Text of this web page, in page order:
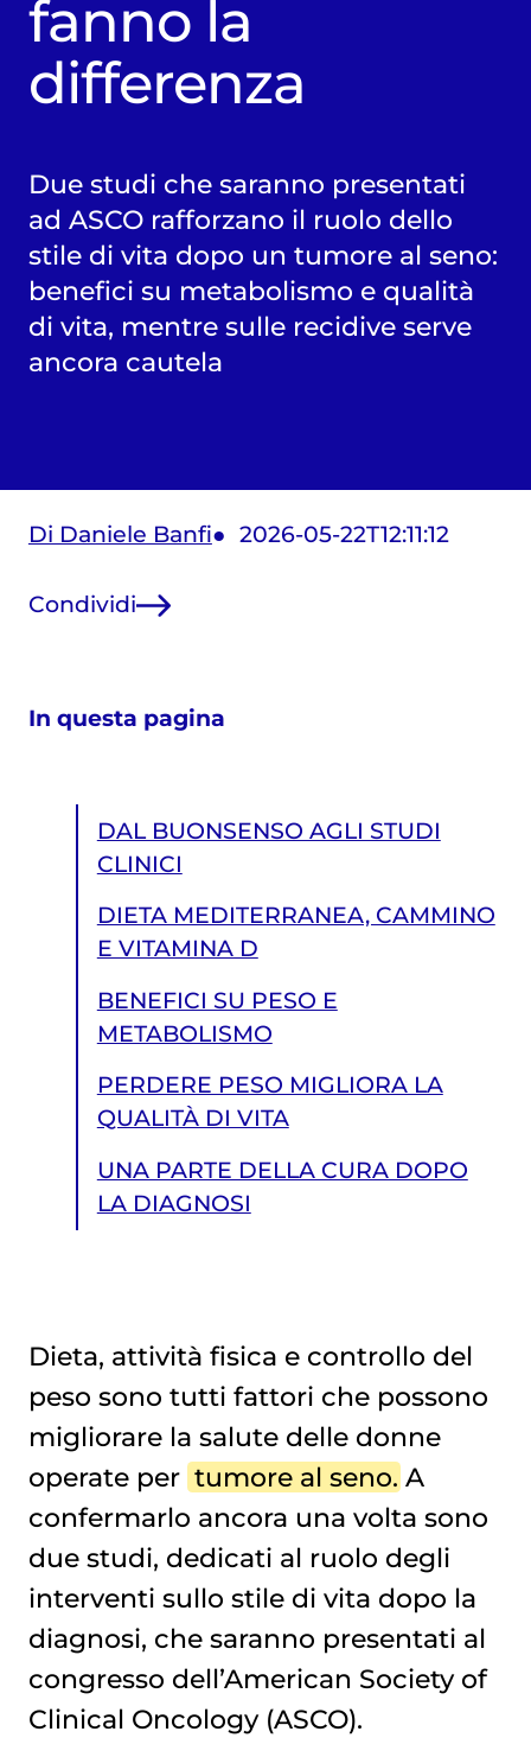
fanno la
differenza
Due studi che saranno presentati
ad ASCO rafforzano il ruolo dello
stile di vita dopo un tumore al seno:
benefici su metabolismo e qualità
di vita, mentre sulle recidive serve
ancora cautela
Di Daniele Banfi 2026-05-22T12:11:12
Condividi
In questa pagina
DAL BUONSENSO AGLI STUDI
CLINICI
DIETA MEDITERRANEA, CAMMINO
E VITAMINA D
BENEFICI SU PESO E
METABOLISMO
PERDERE PESO MIGLIORA LA
QUALITÀ DI VITA
UNA PARTE DELLA CURA DOPO
LA DIAGNOSI
Dieta, attività fisica e controllo del
peso sono tutti fattori che possono
migliorare la salute delle donne
operate per tumore al seno. A
confermarlo ancora una volta sono
due studi, dedicati al ruolo degli
interventi sullo stile di vita dopo la
diagnosi, che saranno presentati al
congresso dell’American Society of
Clinical Oncology (ASCO).